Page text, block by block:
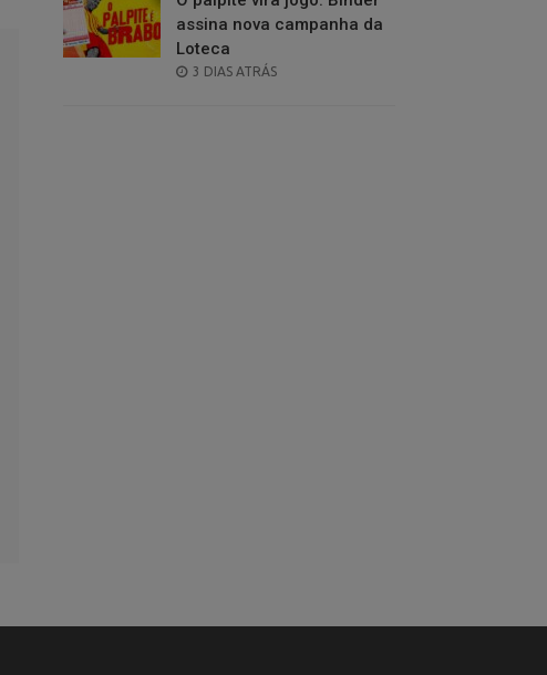
assina nova campanha da
Loteca
POSTED
3 DIAS ATRÁS